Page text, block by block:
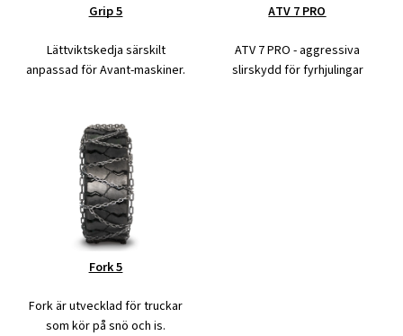
Grip 5
Lättviktskedja särskilt
anpassad för Avant-maskiner.
ATV 7 PRO
ATV 7 PRO - aggressiva
slirskydd för fyrhjulingar
Fork 5
Fork är utvecklad för truckar
som kör på snö och is.